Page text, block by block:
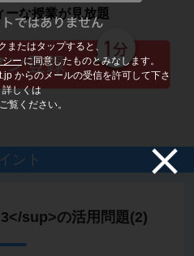
またはタップすると、
シー に同意したものとみなします。
からのメールの受信を許可して下さ
詳しくは
覧ください。
ーな授業が見放題
ント
sup>の活用問題(2)